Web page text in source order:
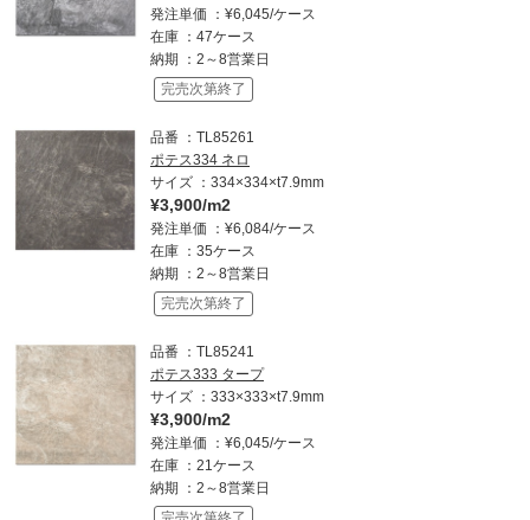
発注単価
¥6,045/ケース
在庫
47ケース
納期
2～8営業日
完売次第終了
品番
TL85261
ポテス334 ネロ
サイズ
334×334×t7.9mm
¥3,900/m2
発注単価
¥6,084/ケース
在庫
35ケース
納期
2～8営業日
完売次第終了
品番
TL85241
ポテス333 タープ
サイズ
333×333×t7.9mm
¥3,900/m2
発注単価
¥6,045/ケース
在庫
21ケース
納期
2～8営業日